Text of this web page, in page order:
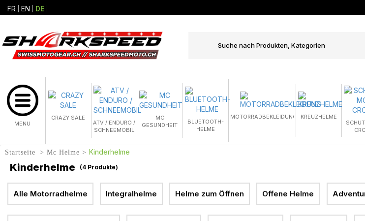
FR EN DE
MENU
CRAZY SALE
ATV / ENDURO /
SCHNEEMOBIL
MC
GESUNDHEIT
BLUETOOTH-
HELME
MOTORRADBEKLEIDUNG
KREUZHELME
Startseite Mc Helme Kinderhelme
Kinderhelme (4 Produkte)
Alle Motorradhelme Integralhelme Helme zum Öffnen Offene Helme